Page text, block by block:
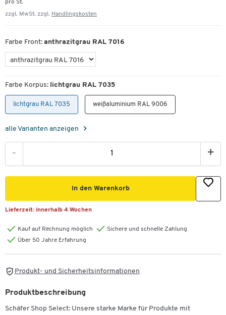
pro St.
zzgl. MwSt. zzgl. Handlingskosten
Farbe Front: anthrazitgrau RAL 7016
Farbe Korpus: lichtgrau RAL 7035
lichtgrau RAL 7035 weißaluminium RAL 9006
alle Varianten anzeigen
- +
In den Warenkorb
Lieferzeit: innerhalb 4 Wochen
Kauf auf Rechnung möglich
Sichere und schnelle Zahlung
Über 50 Jahre Erfahrung
Produkt- und Sicherheitsinformationen
Produktbeschreibung
Schäfer Shop Select: Unsere starke Marke für Produkte mit